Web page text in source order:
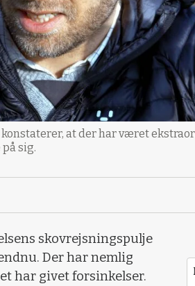
at der har været
sig.
skovrejsningspulje
Der har nemlig
har givet forsinkelser.